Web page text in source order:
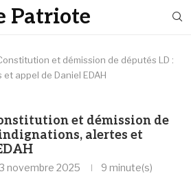
Patriote
et démission de députés LD :
appel de Daniel EDAH
et démission de
indignations, alertes et
3 novembre 2025 9 minute(s)